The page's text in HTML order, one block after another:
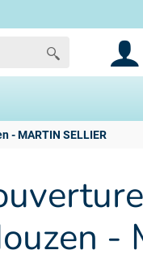
- MARTIN SELLIER
-